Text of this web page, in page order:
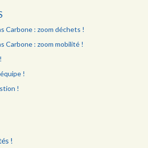
Carbone : zoom déchets !
Carbone : zoom mobilité !
!
!
!